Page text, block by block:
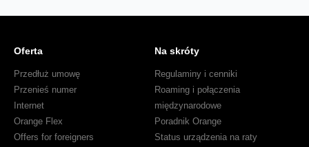
Oferta
Przedłuż umowę
Przenieś numer
Internet
Orange Flex
Offers for foreigners
Na skróty
Regulaminy i cenniki
Roaming i połączenia
międzynarodowe
Poradnik Orange
Status urządzenia na raty